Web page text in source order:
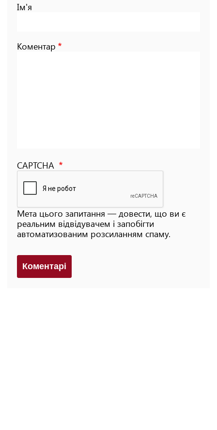
Ім'я
Коментар
CAPTCHA
Мета цього запитання — довести, що ви є
реальним відвідувачем і запобігти
автоматизованим розсиланням спаму.
Коментарi